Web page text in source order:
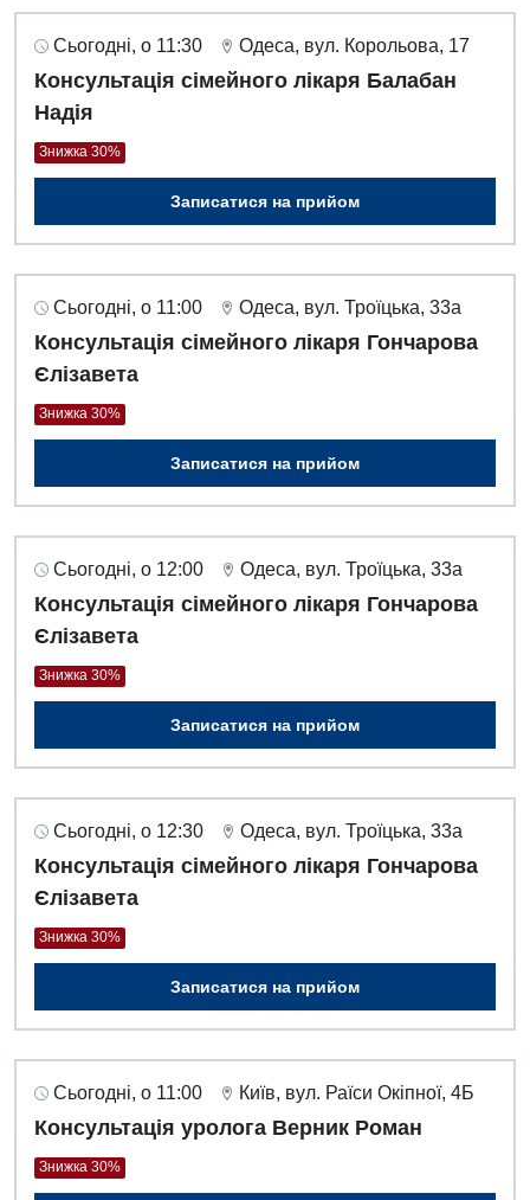
Сьогодні, о 11:30 Одеса, вул. Корольова, 17
Консультація сімейного лікаря Балабан
Надія
Знижка 30%
Записатися на прийом
Сьогодні, о 11:00 Одеса, вул. Троїцька, 33а
Консультація сімейного лікаря Гончарова
Єлізавета
Знижка 30%
Записатися на прийом
Сьогодні, о 12:00 Одеса, вул. Троїцька, 33а
Консультація сімейного лікаря Гончарова
Єлізавета
Знижка 30%
Записатися на прийом
Сьогодні, о 12:30 Одеса, вул. Троїцька, 33а
Консультація сімейного лікаря Гончарова
Єлізавета
Знижка 30%
Записатися на прийом
Сьогодні, о 11:00 Київ, вул. Раїси Окіпної, 4Б
Консультація уролога Верник Роман
Знижка 30%